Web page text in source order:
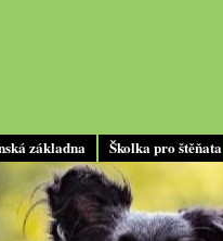
základna Školka pro štěňata